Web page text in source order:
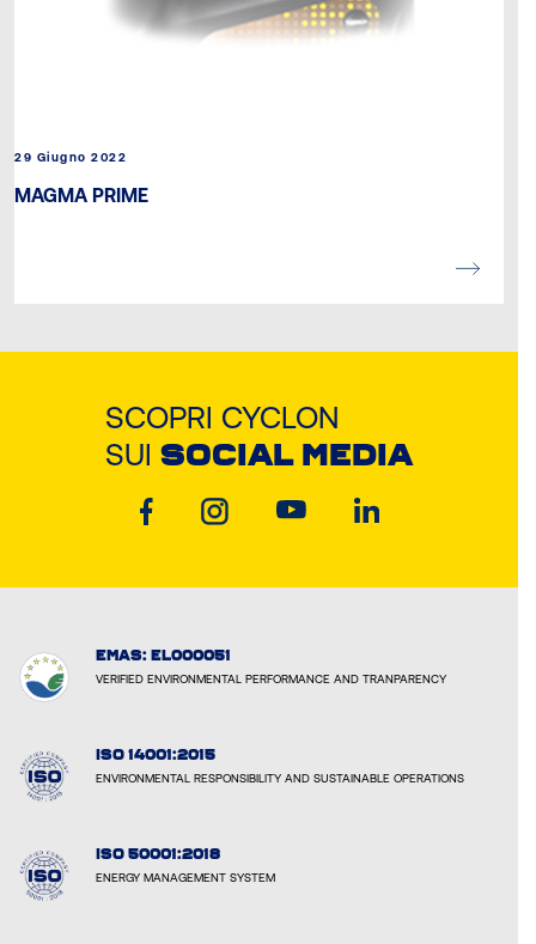
29 Giugno 2022
MAGMA PRIME
SCOPRI CYCLON
SUI SOCIAL MEDIA
EMAS: EL000051
VERIFIED ENVIRONMENTAL PERFORMANCE AND TRANPARENCY
ISO 14001:2015
ENVIRONMENTAL RESPONSIBILITY AND SUSTAINABLE OPERATIONS
ISO 50001:2018
ENERGY MANAGEMENT SYSTEM